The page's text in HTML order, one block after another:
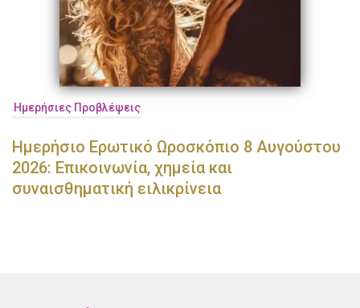
Ημερήσιες Προβλέψεις
Ημερήσιο Ερωτικό Ωροσκόπιο 8 Αυγούστου
2026: Επικοινωνία, χημεία και
συναισθηματική ειλικρίνεια